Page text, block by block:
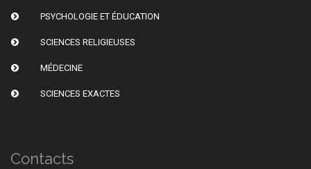
PSYCHOLOGIE ET ÉDUCATION
SCIENCES RELIGIEUSES
MÉDECINE
SCIENCES EXACTES
Contacts